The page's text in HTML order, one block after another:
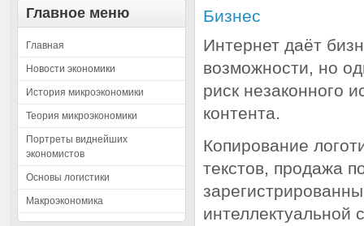
Главное меню
Главная
Новости экономики
История микроэкономики
Теория микроэкономики
Портреты виднейших
экономистов
Основы логистики
Макроэкономика
Бизнес
Интернет даёт
возможности, но
риск незаконного
контента.
Копирование
текстов, продажа
интеллектуальной